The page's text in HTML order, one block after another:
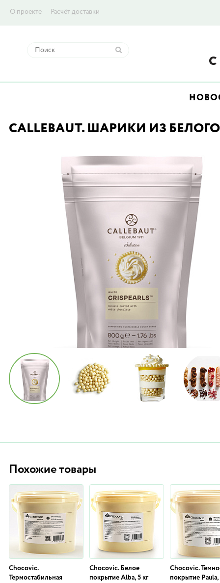
О проекте Расчёт доставки
CALLEBAUT. ШАРИКИ ИЗ
Похожие товары
Chocovic.
Термостабильная
Chocovic. Белое
покрытие Alba, 5 кг
Chocovic.
покрытие Paula,